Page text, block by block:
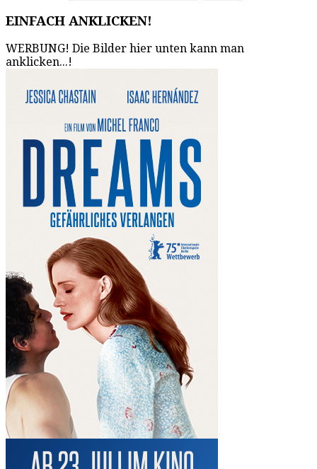
EINFACH ANKLICKEN!
WERBUNG! Die Bilder hier unten kann man
anklicken...!